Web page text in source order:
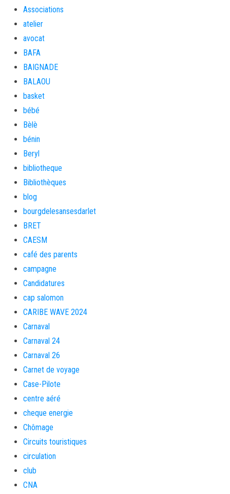
Associations
atelier
avocat
BAFA
BAIGNADE
BALAOU
basket
bébé
Bèlè
bénin
Beryl
bibliotheque
Bibliothèques
blog
bourgdelesansesdarlet
BRET
CAESM
café des parents
campagne
Candidatures
cap salomon
CARIBE WAVE 2024
Carnaval
Carnaval 24
Carnaval 26
Carnet de voyage
Case-Pilote
centre aéré
cheque energie
Chômage
Circuits touristiques
circulation
club
CNA